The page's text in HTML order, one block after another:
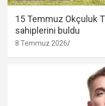
15 Temmuz Okçuluk
sahiplerini buldu
8 Temmuz 2026